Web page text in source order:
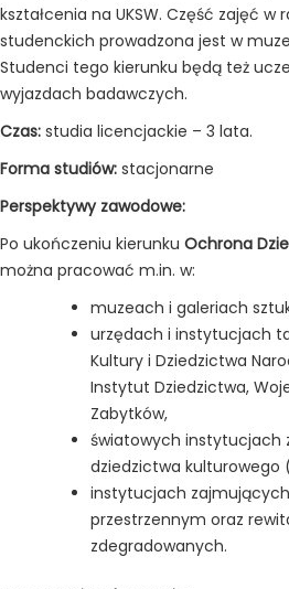
kształcenia na UKSW. Część zajęć
studenckich prowadzona jest w
Studenci tego kierunku będą też
wyjazdach badawczych.
Czas: studia licencjackie – 3 lata.
Forma studiów: stacjonarne
Perspektywy zawodowe:
Po ukończeniu kierunku Ochrona
można pracować m.in. w:
muzeach i galeriach
urzędach i instytucjach
Kultury i Dziedzictwa
Instytut Dziedzictwa,
Zabytków,
światowych instytucjach
dziedzictwa kulturowego
instytucjach
przestrzennym oraz
zdegradowanych.